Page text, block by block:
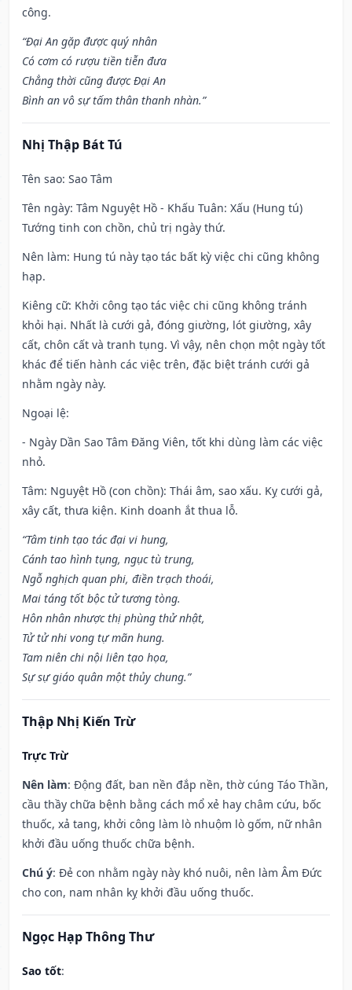
công.
“Đại An gặp được quý nhân
Có cơm có rượu tiền tiễn đưa
Chẳng thời cũng được Đại An
Bình an vô sự tấm thân thanh nhàn.”
Nhị Thập Bát Tú
Tên sao: Sao Tâm
Tên ngày: Tâm Nguyệt Hồ - Khấu Tuân: Xấu (Hung tú)
Tướng tinh con chồn, chủ trị ngày thứ.
Nên làm: Hung tú này tạo tác bất kỳ việc chi cũng không
hạp.
Kiêng cữ: Khởi công tạo tác việc chi cũng không tránh
khỏi hại. Nhất là cưới gả, đóng giường, lót giường, xây
cất, chôn cất và tranh tụng. Vì vậy, nên chọn một ngày tốt
khác để tiến hành các việc trên, đặc biệt tránh cưới gả
nhằm ngày này.
Ngoại lệ:
- Ngày Dần Sao Tâm Đăng Viên, tốt khi dùng làm các việc
nhỏ.
Tâm: Nguyệt Hồ (con chồn): Thái âm, sao xấu. Kỵ cưới gả,
xây cất, thưa kiện. Kinh doanh ắt thua lỗ.
“Tâm tinh tạo tác đại vi hung,
Cánh tao hình tụng, ngục tù trung,
Ngỗ nghịch quan phi, điền trạch thoái,
Mai táng tốt bộc tử tương tòng.
Hôn nhân nhược thị phùng thử nhật,
Tử tử nhi vong tự mãn hung.
Tam niên chi nội liên tạo họa,
Sự sự giáo quân một thủy chung.”
Thập Nhị Kiến Trừ
Trực Trừ
Nên làm: Động đất, ban nền đắp nền, thờ cúng Táo Thần,
cầu thầy chữa bệnh bằng cách mổ xẻ hay châm cứu, bốc
thuốc, xả tang, khởi công làm lò nhuộm lò gốm, nữ nhân
khởi đầu uống thuốc chữa bệnh.
Chú ý: Đẻ con nhằm ngày này khó nuôi, nên làm Âm Đức
cho con, nam nhân kỵ khởi đầu uống thuốc.
Ngọc Hạp Thông Thư
Sao tốt: